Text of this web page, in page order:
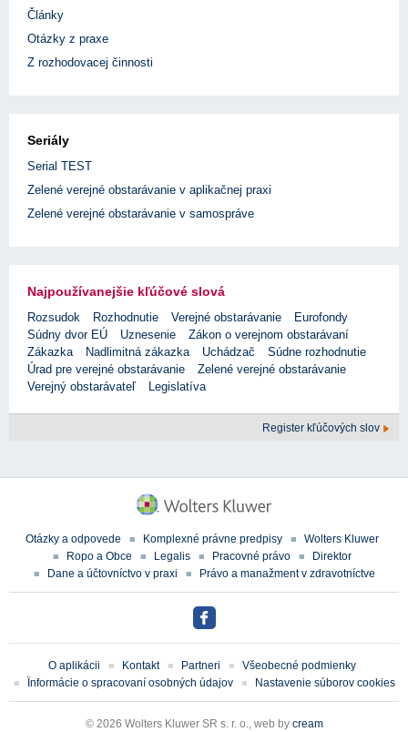
Články
Otázky z praxe
Z rozhodovacej činnosti
Seriály
Serial TEST
Zelené verejné obstarávanie v aplikačnej praxi
Zelené verejné obstarávanie v samospráve
Najpoužívanejšie kľúčové slová
Rozsudok Rozhodnutie Verejné obstarávanie
Eurofondy
Súdny dvor EÚ
Uznesenie
Zákon o verejnom obstarávaní
Zákazka
Nadlimitná zákazka Uchádzač
Súdne rozhodnutie
Úrad pre verejné obstarávanie
Zelené verejné obstarávanie
Verejný obstarávateľ
Legislatíva
Register kľúčových slov
Otázky a odpovede Komplexné právne predpisy
Wolters Kluwer
Ropo a Obce
Legalis Pracovné právo
Direktor
Dane a účtovníctvo v praxi
Právo a manažment v zdravotníctve
O aplikácii Kontakt Partneri
Všeobecné podmienky
Ïnformácie o spracovaní osobných údajov
Nastavenie súborov cookies
© 2026 Wolters Kluwer SR s. r. o., web by cream